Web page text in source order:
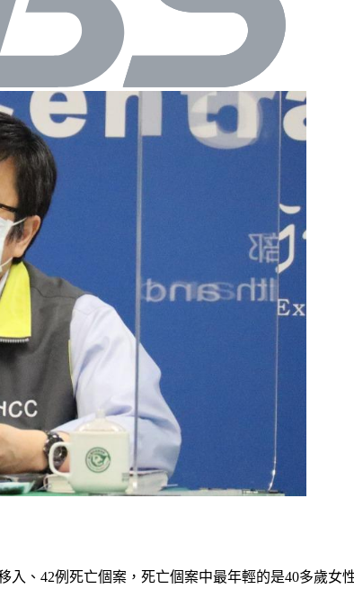
入、42例死亡個案，死亡個案中最年輕的是40多歲